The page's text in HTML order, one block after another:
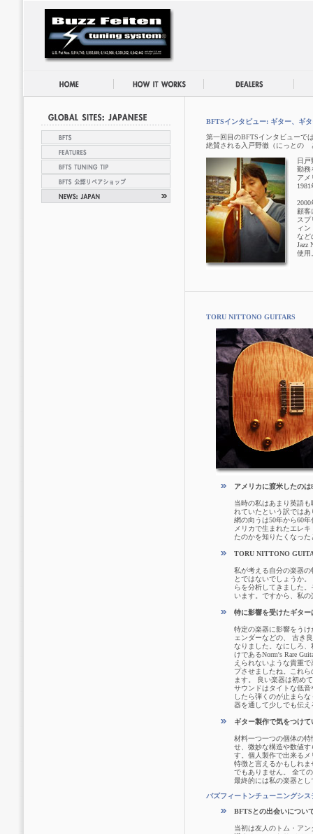
BFTSインタビュー: ギター、ギ
第一回目のBFTSインタビューで
絶賛される入戸野徹（にっとの
日戸
勤務
アメ
顧客
スプ
ィ
など
Jazz
使用
TORU NITTONO GUITARS
アメリカに渡米したの
当時の私はあまり英語
れていたという訳では
網の向うは50年から60
メリカで生まれたエレ
たのかを知りたくなっ
TORU NITTONO
私が考える自分の楽器
とではないでしょうか
らを分析してきました
います。ですから、私
特に影響を受けたギター
特定の楽器に影響をう
ェンダーなどの、 古き
なりました。なにしろ
けであるNorm's Rare
えられないような貴重
プさせましたね。これ
ます。 良い楽器は初め
サウンドはタイトな低
したら弾くのが止まら
器を通して少しでも伝
ギター製作で気をつけて
材料一つ一つの個体の
せ、微妙な構造や数値
す。個人製作で出来るメ
特徴と言えるかもしれ
でもありません。 全て
最終的には私の楽器と
バズフィートンチューニングシ
BFTSとの出会いについ
当初は友人のトム・ア